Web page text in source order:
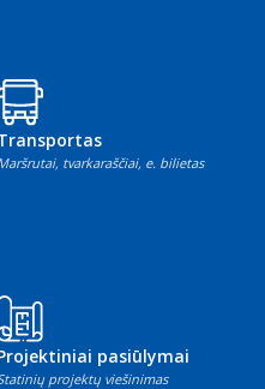
tvarkaraščiai, e. bilietas
pasiūlymai
Statinių projektų viešinimas